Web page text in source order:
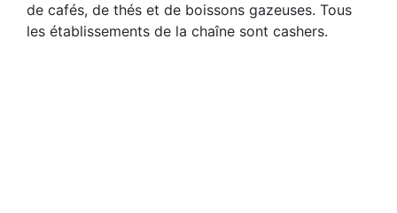
de cafés, de thés et de boissons gazeuses. Tous
les établissements de la chaîne sont cashers.